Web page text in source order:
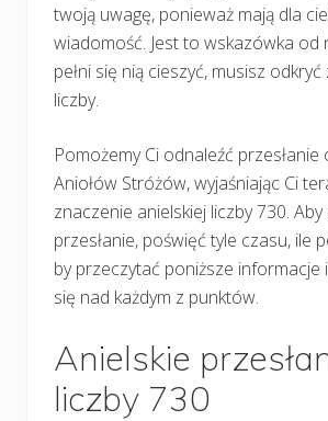
twoją uwagę, ponieważ mają dla
wiadomość. Jest to wskazówka od
pełni się nią cieszyć, musisz
liczby.
Pomożemy Ci odnaleźć przesłanie
Aniołów Stróżów, wyjaśniając Ci
znaczenie anielskiej liczby 730.
przesłanie, poświęć tyle czasu, ile
by przeczytać poniższe informacje
się nad każdym z punktów.
Anielskie
liczby 730